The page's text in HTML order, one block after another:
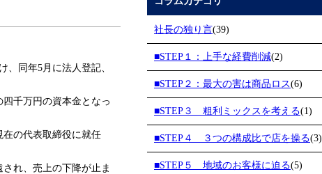
、同年5月に法人登記、
千万円の資本金となっ
の代表取締役に就任
れ、売上の下降が止ま
社長の独り言(39)
■STEP１：上手な経費削減(2)
■STEP２：最大の害は商品ロス(6)
■STEP３ 粗利ミックスを考える(1)
■STEP４ ３つの構成比で店を操る(3)
■STEP５ 地域のお客様に迫る(5)